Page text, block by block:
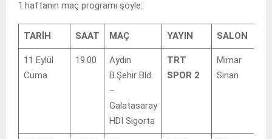
1.haftanın maç programı şöyle:
TARİH SAAT MAÇ YAYIN SALON
11 Eylül
Cuma
19.00
Aydın
B.Şehir Bld.
–
Galatasaray
HDI Sigorta
TRT
SPOR 2
Mimar
Sinan